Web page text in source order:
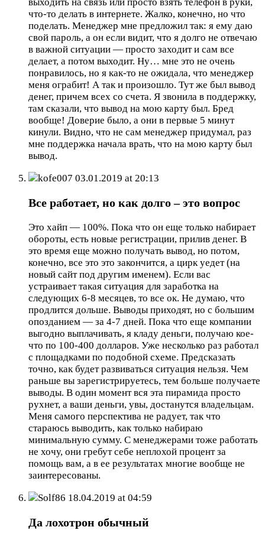
что-то делать в интернете. Жалко, конечно, но что
поделать. Менеджер мне предложил так: я ему даю
свой пароль, а он если видит, что я долго не отвечаю
в важной ситуации — просто заходит и сам все
делает, а потом выходит. Ну… мне это не очень
понравилось, но я как-то не ожидала, что менеджер
меня ограбит! А так и произошло. Тут же был вывод
денег, причем всех со счета. Я звонила в поддержку,
там сказали, что вывод на мою карту был. Бред
вообще! Доверие было, а они в первые 5 минут
кинули. Видно, что не сам менеджер придумал, раз
мне поддержка начала врать, что на мою карту был
вывод.
kofe007 03.01.2019 at 20:13
Все работает, но как долго – это вопрос
Это хайп — 100%. Пока что он еще только набирает
обороты, есть новые регистрации, прилив денег. В
это время еще можно получать вывод, но потом,
конечно, все это это закончится, а цирк уедет (на
новый сайт под другим именем). Если вас
устраивает такая ситуация для заработка на
следующих 6-8 месяцев, то все ок. Не думаю, что
продлится дольше. Выводы приходят, но с большим
опозданием — за 4-7 дней. Пока что еще компании
выгодно выплачивать, я кладу деньги, получаю кое-
что по 100-400 долларов. Уже несколько раз работал
с площадками по подобной схеме. Предсказать
точно, как будет развиваться ситуация нельзя. Чем
раньше вы зарегистрируетесь, тем больше получаете
выводы. В один момент вся эта пирамида просто
рухнет, а ваши деньги, увы, достанутся владельцам.
Меня самого перспектива не радует, так что
стараюсь выводить, как только набираю
минимальную сумму. С менеджерами тоже работать
не хочу, они гребут себе неплохой процент за
помощь вам, а в ее результатах многие вообще не
заинтересованы.
Solf86 18.04.2019 at 04:59
Да лохотрон обычный